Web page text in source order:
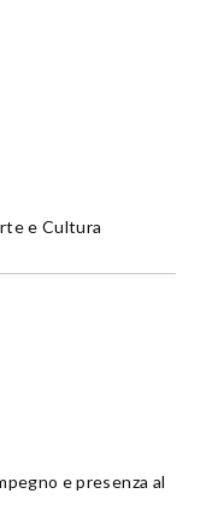
e Cultura
e presenza al